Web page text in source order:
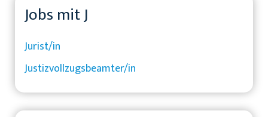
Jobs mit J
Jurist/in
Justizvollzugsbeamter/in